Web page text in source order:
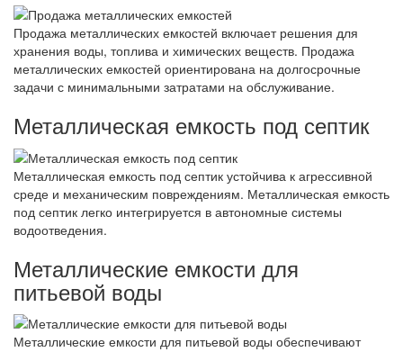
Продажа металлических емкостей включает решения для
хранения воды, топлива и химических веществ. Продажа
металлических емкостей ориентирована на долгосрочные
задачи с минимальными затратами на обслуживание.
Металлическая емкость под септик
Металлическая емкость под септик устойчива к агрессивной
среде и механическим повреждениям. Металлическая емкость
под септик легко интегрируется в автономные системы
водоотведения.
Металлические емкости для
питьевой воды
Металлические емкости для питьевой воды обеспечивают